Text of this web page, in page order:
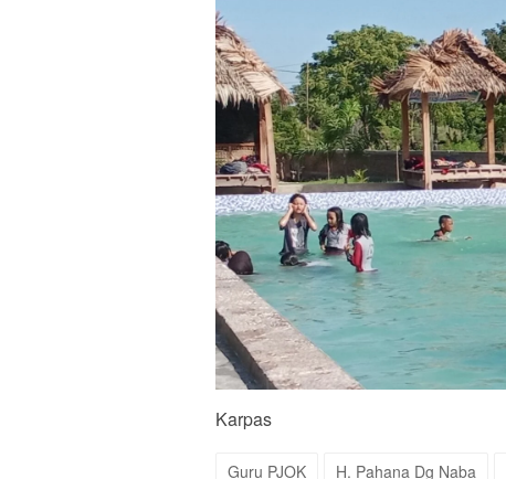
Karpas
Guru PJOK H. Pahana Dg Naba